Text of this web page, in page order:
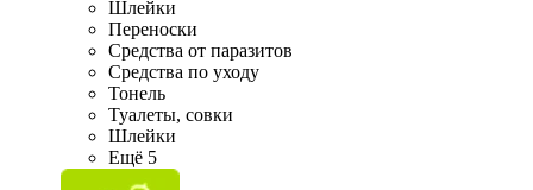
Шлейки
Переноски
Средства от паразитов
Средства по уходу
Тонель
Туалеты, совки
Шлейки
Ещё 5